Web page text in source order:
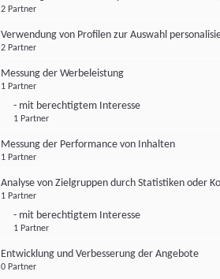
2 Partner
Verwendung von Profilen zur Auswahl
2 Partner
Messung der Werbeleistung
1 Partner
- mit berechtigtem Interesse
1 Partner
Messung der Performance von Inhalten
1 Partner
Analyse von Zielgruppen durch Statistiken oder
1 Partner
- mit berechtigtem Interesse
1 Partner
Entwicklung und Verbesserung der Angebote
0 Partner